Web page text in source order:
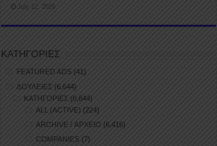
July 12, 2026
ΚΑΤΗΓΟΡΙΕΣ
FEATURED ADS (41)
ΔΟΥΛΕΙΕΣ (6,644)
ΚΑΤΗΓΟΡΙΕΣ (6,644)
ALL (ACTIVE) (224)
ARCHIVE / ΑΡΧΕΙΟ (6,416)
COMPANIES (7)